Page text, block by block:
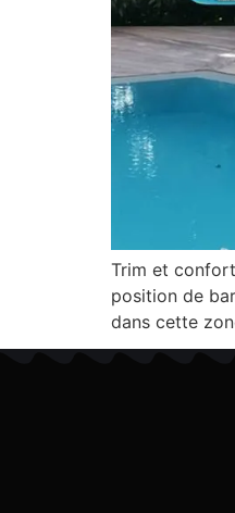
Trim et
position de
dans cette